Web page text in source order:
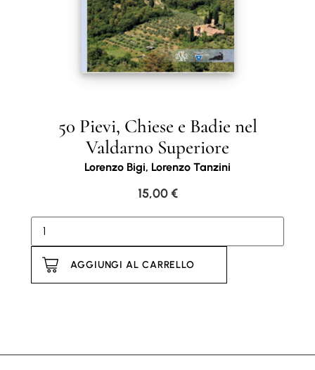
50 Pievi, Chiese e Badie nel
Valdarno Superiore
Lorenzo Bigi, Lorenzo Tanzini
15,00€
AGGIUNGI AL CARRELLO